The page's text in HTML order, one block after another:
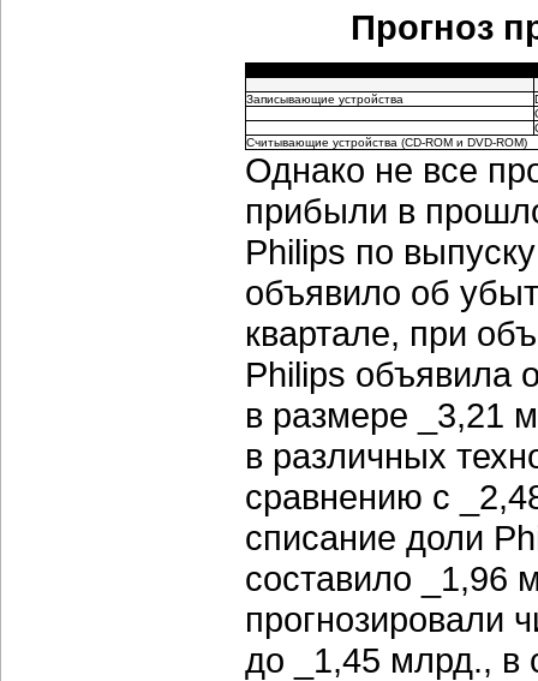
Прогноз
Записывающие устройства
Считывающие устройства (CD-ROM и DVD-ROM)
Однако не все
прибыли в
Philips по
объявило об
квартале, при
Philips объявила
в размере _3,21
в различных
сравнению с
списание доли
составило _1,96
прогнозировали
до _1,45 млрд.,